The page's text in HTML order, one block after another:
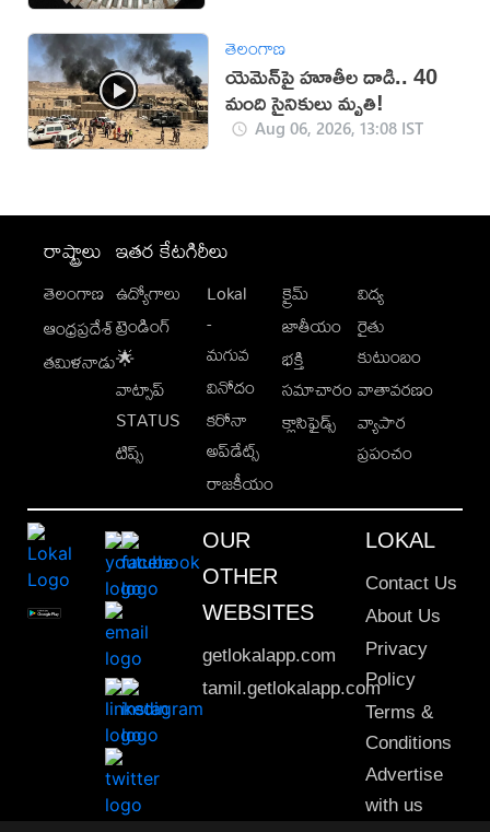
తెలంగాణ
యెమెన్‌పై హూతీల దాడి.. 40
మంది సైనికులు మృతి!
Aug 06, 2026, 13:08 IST
రాష్ట్రాలు
తెలంగాణ
ఆంధ్రప్రదేశ్
తమిళనాడు
ఇతర కేటగిరీలు
ఉద్యోగాలు
ట్రెండింగ్
🌟
వాట్సాప్
STATUS
టిప్స్
Lokal
-
మగువ
వినోదం
కరోనా
అప్‌డేట్స్
రాజకీయం
క్రైమ్
జాతీయం
భక్తి
సమాచారం
క్లాసిఫైడ్స్
విద్య
రైతు
కుటుంబం
వాతావరణం
వ్యాపార
ప్రపంచం
OUR
OTHER
WEBSITES
getlokalapp.com
tamil.getlokalapp.com
LOKAL
Contact Us
About Us
Privacy
Policy
Terms &
Conditions
Advertise
with us